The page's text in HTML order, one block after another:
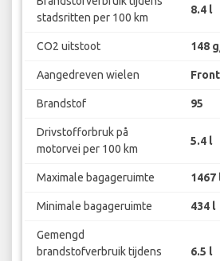
stadsritten per 100 km
8.4 l
CO2 uitstoot 148
Aangedreven wielen
Brandstof 95
Drivstofforbruk på
motorvei per 100 km
5.4 l
Maximale bagageruimte 1467
Minimale bagageruimte 434 l
Gemengd
brandstofverbruik tijdens
6.5 l